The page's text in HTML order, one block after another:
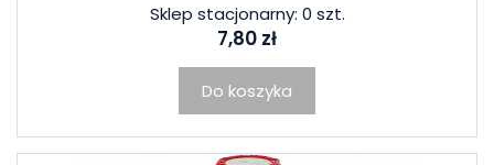
Sklep stacjonarny: 0 szt.
7,80 zł
Do koszyka